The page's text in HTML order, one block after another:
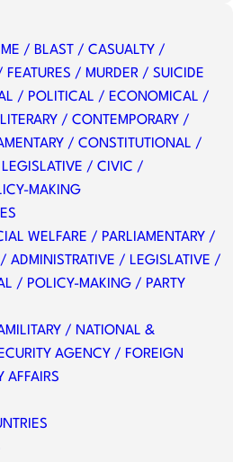
/ BLAST / CASUALTY /
/ MURDER / SUICIDE
/ POLITICAL / ECONOMICAL /
/ CONTEMPORARY /
/ CONSTITUTIONAL /
/ CIVIC /
MAKING
WELFARE / PARLIAMENTARY /
ADMINISTRATIVE / LEGISLATIVE /
/ POLICY-MAKING / PARTY
/ NATIONAL &
AGENCY / FOREIGN
AFFAIRS